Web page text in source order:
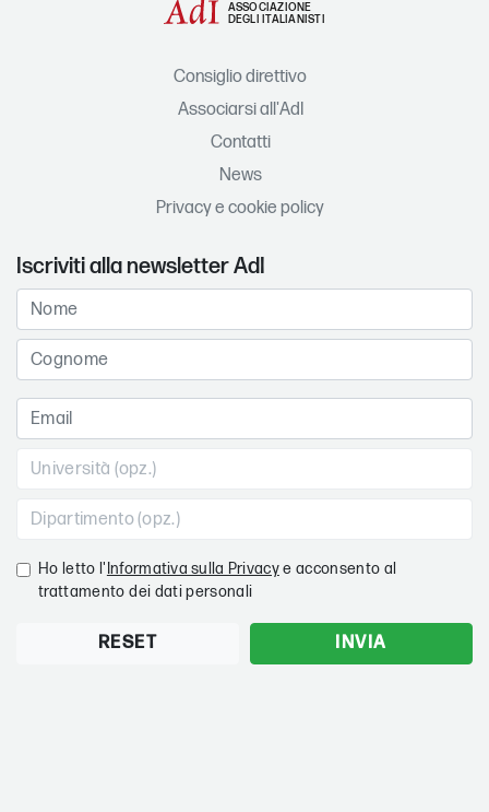
ASSOCIAZIONE
DEGLI ITALIANISTI
Consiglio direttivo
Associarsi all'AdI
Contatti
News
Privacy e cookie policy
Iscriviti alla newsletter AdI
Ho letto l' Informativa sulla Privacye acconsento al
trattamento dei dati personali
RESET INVIA